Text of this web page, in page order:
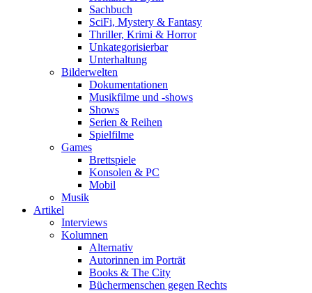
Sachbuch
SciFi, Mystery & Fantasy
Thriller, Krimi & Horror
Unkategorisierbar
Unterhaltung
Bilderwelten
Dokumentationen
Musikfilme und -shows
Shows
Serien & Reihen
Spielfilme
Games
Brettspiele
Konsolen & PC
Mobil
Musik
Artikel
Interviews
Kolumnen
Alternativ
Autorinnen im Porträt
Books & The City
Büchermenschen gegen Rechts